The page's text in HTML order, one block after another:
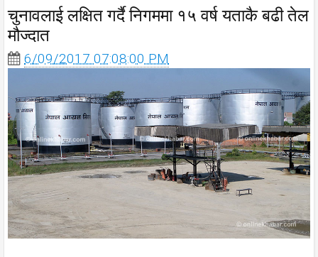
चुनावलाई लक्षित गर्दै निगममा १५ वर्ष यताकै बढी तेल
मौज्दात
6/09/2017 07:08:00 PM